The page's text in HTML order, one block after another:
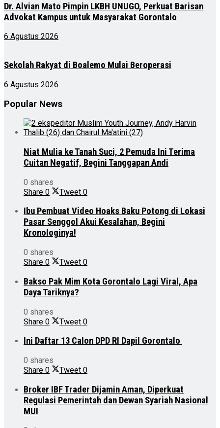
Dr. Alvian Mato Pimpin LKBH UNUGO, Perkuat Barisan
Advokat Kampus untuk Masyarakat Gorontalo
6 Agustus 2026
Sekolah Rakyat di Boalemo Mulai Beroperasi
6 Agustus 2026
Popular News
Niat Mulia ke Tanah Suci, 2 Pemuda Ini Terima
Cuitan Negatif, Begini Tanggapan Andi
0 shares
Share 0 Tweet 0
Ibu Pembuat Video Hoaks Baku Potong di Lokasi
Pasar Senggol Akui Kesalahan, Begini
Kronologinya!
0 shares
Share 0 Tweet 0
Bakso Pak Mim Kota Gorontalo Lagi Viral, Apa
Daya Tariknya?
0 shares
Share 0 Tweet 0
Ini Daftar 13 Calon DPD RI Dapil Gorontalo
0 shares
Share 0 Tweet 0
Broker IBF Trader Dijamin Aman, Diperkuat
Regulasi Pemerintah dan Dewan Syariah Nasional
MUI